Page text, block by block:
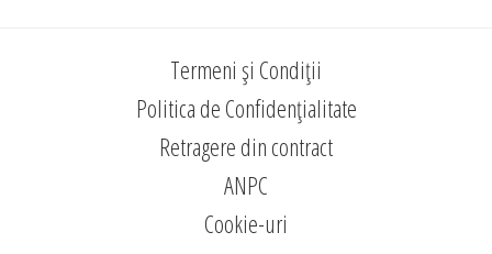
Termeni și Condiții
Politica de Confidențialitate
Retragere din contract
ANPC
Cookie-uri